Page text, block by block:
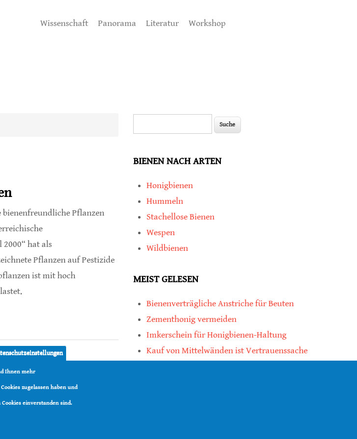
Wissenschaft Panorama Literatur Workshop
bienenfreundliche Pflanzen
hat als
Pflanzen auf Pestizide
ist mit hoch
BIENEN NACH ARTEN
Honigbienen
Hummeln
Stachellose Bienen
Wespen
Wildbienen
MEIST GELESEN
Bienenverträgliche Anstriche für Beuten
Zementhonig vermeiden
Imkerschein für Honigbienen-Haltung
Kauf von Mittelwänden ist Vertrauenssache
Ihnen mehr
zugelassen haben und
einverstanden sind.